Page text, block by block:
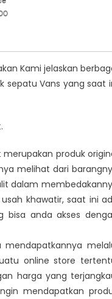
Kami jelaskan
sepatu Vans yang saat
produk
melihat dari
dalam
khawatir, saat ini
bisa anda akses
online store
harga yang
mendapatkan